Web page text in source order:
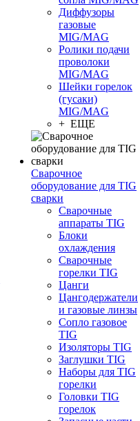
Диффузоры
газовые
MIG/MAG
Ролики подачи
проволоки
MIG/MAG
Шейки горелок
(гусаки)
MIG/MAG
+ ЕЩЕ
Сварочное
оборудование для TIG
сварки
Сварочные
аппараты TIG
Блоки
охлаждения
Сварочные
горелки TIG
Цанги
Цангодержатели
и газовые линзы
Сопло газовое
TIG
Изоляторы TIG
Заглушки TIG
Наборы для TIG
горелки
Головки TIG
горелок